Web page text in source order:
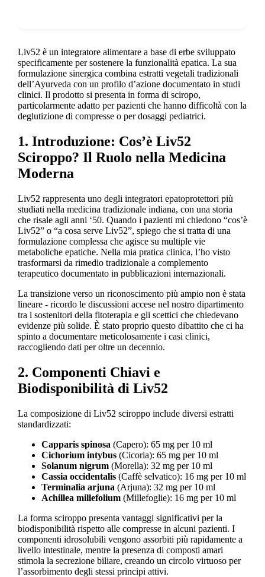
Liv52 è un integratore alimentare a base di erbe sviluppato
specificamente per sostenere la funzionalità epatica. La sua
formulazione sinergica combina estratti vegetali tradizionali
dell’Ayurveda con un profilo d’azione documentato in studi
clinici. Il prodotto si presenta in forma di sciropo,
particolarmente adatto per pazienti che hanno difficoltà con la
deglutizione di compresse o per dosaggi pediatrici.
1. Introduzione: Cos’è Liv52
Sciroppo? Il Ruolo nella Medicina
Moderna
Liv52 rappresenta uno degli integratori epatoprotettori più
studiati nella medicina tradizionale indiana, con una storia
che risale agli anni ‘50. Quando i pazienti mi chiedono “cos’è
Liv52” o “a cosa serve Liv52”, spiego che si tratta di una
formulazione complessa che agisce su multiple vie
metaboliche epatiche. Nella mia pratica clinica, l’ho visto
trasformarsi da rimedio tradizionale a complemento
terapeutico documentato in pubblicazioni internazionali.
La transizione verso un riconoscimento più ampio non è stata
lineare - ricordo le discussioni accese nel nostro dipartimento
tra i sostenitori della fitoterapia e gli scettici che chiedevano
evidenze più solide. È stato proprio questo dibattito che ci ha
spinto a documentare meticolosamente i casi clinici,
raccogliendo dati per oltre un decennio.
2. Componenti Chiavi e
Biodisponibilità di Liv52
La composizione di Liv52 sciroppo include diversi estratti
standardizzati:
Capparis spinosa (Capero): 65 mg per 10 ml
Cichorium intybus(Cicoria): 65 mg per 10 ml
Solanum nigrum(Morella): 32 mg per 10 ml
Cassia occidentalis(Caffè selvatico): 16 mg per 10 ml
Terminalia arjuna (Arjuna): 32 mg per 10 ml
Achillea millefolium(Millefoglie): 16 mg per 10 ml
La forma sciroppo presenta vantaggi significativi per la
biodisponibilità rispetto alle compresse in alcuni pazienti. I
componenti idrosolubili vengono assorbiti più rapidamente a
livello intestinale, mentre la presenza di composti amari
stimola la secrezione biliare, creando un circolo virtuoso per
l’assorbimento degli stessi principi attivi.